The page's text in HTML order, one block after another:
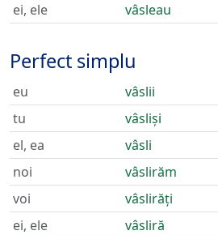
ei, ele
vâsleau
Perfect simplu
eu
vâslii
tu
vâsliși
el, ea
vâsli
noi
vâslirăm
voi
vâslirăți
ei, ele
vâsliră